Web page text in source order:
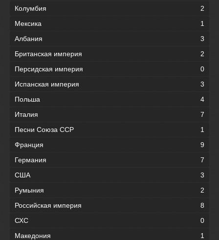
Колумбия
2
Мексика
1
Албания
3
Британская империя
2
Персидская империя
0
Испанская империя
3
Польша
4
Италия
7
Песни Союза ССР
1
Франция
9
Германия
7
США
3
Румыния
2
Российская империя
8
СХС
0
Македония
1